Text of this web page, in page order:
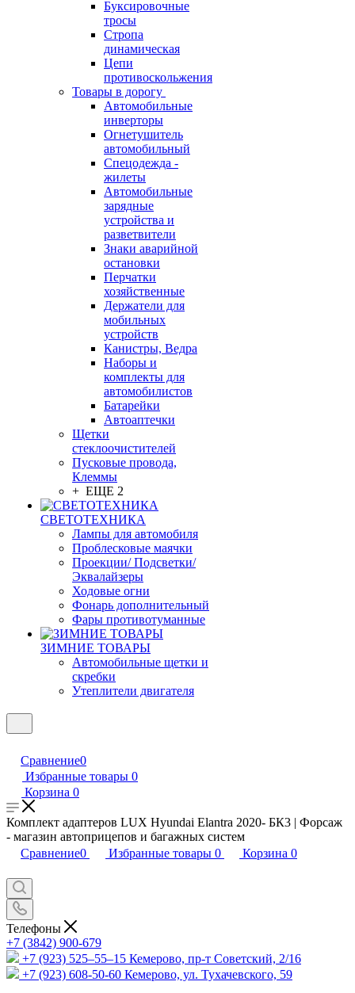
Буксировочные
тросы
Стропа
динамическая
Цепи
противоскольжения
Товары в дорогу
Автомобильные
инверторы
Огнетушитель
автомобильный
Спецодежда -
жилеты
Автомобильные
зарядные
устройства и
разветвители
Знаки аварийной
остановки
Перчатки
хозяйственные
Держатели для
мобильных
устройств
Канистры, Ведра
Наборы и
комплекты для
автомобилистов
Батарейки
Автоаптечки
Щетки
стеклоочистителей
Пусковые провода,
Клеммы
+ ЕЩЕ 2
СВЕТОТЕХНИКА
Лампы для автомобиля
Проблесковые маячки
Проекции/ Подсветки/
Эквалайзеры
Ходовые огни
Фонарь дополнительный
Фары противотуманные
ЗИМНИЕ ТОВАРЫ
Автомобильные щетки и
скребки
Утеплители двигателя
Сравнение0
Избранные товары 0
Корзина 0
Комплект адаптеров LUX Hyundai Elantra 2020- БК3 | Форсаж
- магазин автоприцепов и багажных систем
Сравнение0 Избранные товары 0 Корзина 0
Телефоны
+7 (3842) 900-679
+7 (923) 525–55–15 Кемерово, пр-т Советский, 2/16
+7 (923) 608-50-60 Кемерово, ул. Тухачевского, 59